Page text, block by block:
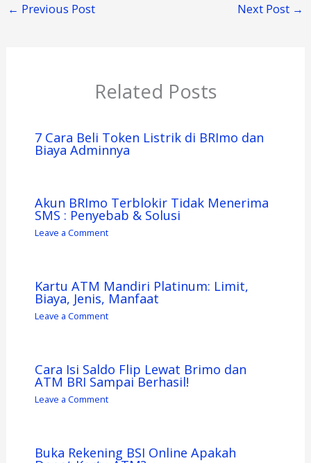
← Previous Post Next Post →
Related Posts
7 Cara Beli Token Listrik di BRImo dan
Biaya Adminnya
Akun BRImo Terblokir Tidak Menerima
SMS : Penyebab & Solusi
Leave a Comment
Kartu ATM Mandiri Platinum: Limit,
Biaya, Jenis, Manfaat
Leave a Comment
Cara Isi Saldo Flip Lewat Brimo dan
ATM BRI Sampai Berhasil!
Leave a Comment
Buka Rekening BSI Online Apakah